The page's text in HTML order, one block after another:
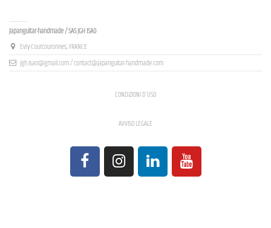
Japanguitar-handmade / SAS JGH ISAO
Evry-Courcouronnes, FRANCE
jgh.isao@gmail.com / contact@japanguitar-handmade.com
CONDIZIONI D'USO
AVVISO LEGALE